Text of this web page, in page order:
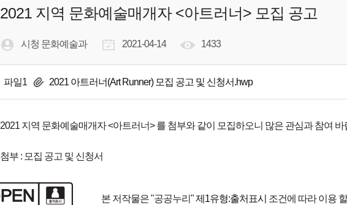
2021 지역 문화예술매개자 <아트러너> 모집 공고
시청 문화예술과 2021-04-14 1433
파일1 2021 아트러너(Art Runner) 모집 공고 및 신청서.hwp
2021 지역 문화예술매개자 <아트러너> 를 첨부와 같이 모집하오니 많은 관심과 참여 바
첨부 : 모집 공고 및 신청서
본 저작물은 "공공누리"제1유형:출처표시 조건에 따라 이용